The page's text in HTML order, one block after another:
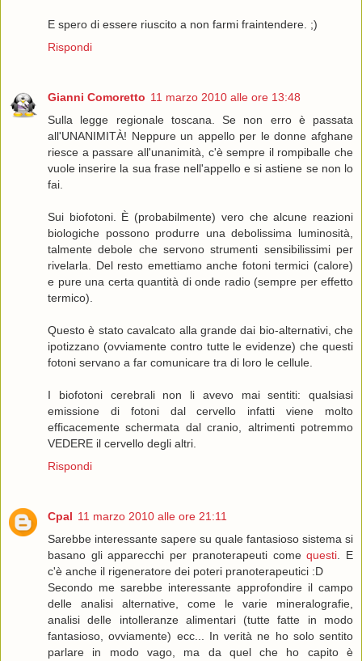
E spero di essere riuscito a non farmi fraintendere. ;)
Rispondi
Gianni Comoretto 11 marzo 2010 alle ore 13:48
Sulla legge regionale toscana. Se non erro è passata
all'UNANIMITÀ! Neppure un appello per le donne afghane
riesce a passare all'unanimità, c'è sempre il rompiballe che
vuole inserire la sua frase nell'appello e si astiene se non lo
fai.
Sui biofotoni. È (probabilmente) vero che alcune reazioni
biologiche possono produrre una debolissima luminosità,
talmente debole che servono strumenti sensibilissimi per
rivelarla. Del resto emettiamo anche fotoni termici (calore)
e pure una certa quantità di onde radio (sempre per effetto
termico).
Questo è stato cavalcato alla grande dai bio-alternativi, che
ipotizzano (ovviamente contro tutte le evidenze) che questi
fotoni servano a far comunicare tra di loro le cellule.
I biofotoni cerebrali non li avevo mai sentiti: qualsiasi
emissione di fotoni dal cervello infatti viene molto
efficacemente schermata dal cranio, altrimenti potremmo
VEDERE il cervello degli altri.
Rispondi
Cpal 11 marzo 2010 alle ore 21:11
Sarebbe interessante sapere su quale fantasioso sistema si
basano gli apparecchi per pranoterapeuti comequesti . E
c'è anche il rigeneratore dei poteri pranoterapeutici :D
Secondo me sarebbe interessante approfondire il campo
delle analisi alternative, come le varie mineralografie,
analisi delle intolleranze alimentari (tutte fatte in modo
fantasioso, ovviamente) ecc... In verità ne ho solo sentito
parlare in modo vago, ma da quel che ho capito è